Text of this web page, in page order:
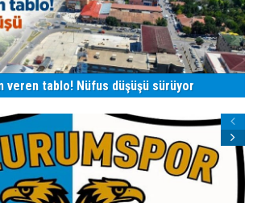
veren tablo! Nüfus düşüşü sürüyor